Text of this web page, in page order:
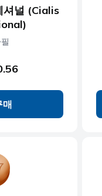
셔널 (Cialis
매